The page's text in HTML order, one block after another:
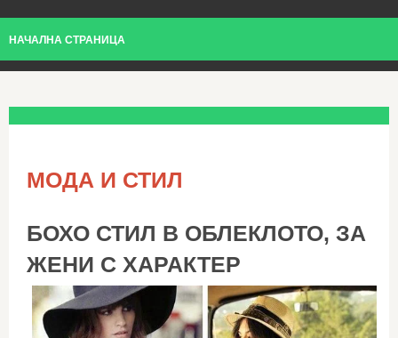
НАЧАЛНА СТРАНИЦА
МОДА И СТИЛ
БОХО СТИЛ В ОБЛЕКЛОТО, ЗА
ЖЕНИ С ХАРАКТЕР